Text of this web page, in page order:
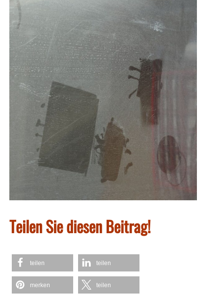
Teilen Sie diesen Beitrag!
teilen teilen
merken teilen